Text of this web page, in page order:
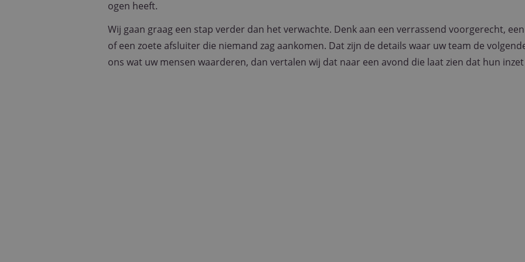
ogen heeft.
Wij gaan graag een stap verder dan het verwachte. Denk aan een verrassend voorgerecht,
of een zoete afsluiter die niemand zag aankomen. Dat zijn de details waar uw team de
ons wat uw mensen waarderen, dan vertalen wij dat naar een avond die laat zien dat hun